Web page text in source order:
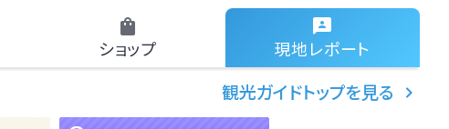
ショップ 現地 レポート
観光ガイドトップを見る